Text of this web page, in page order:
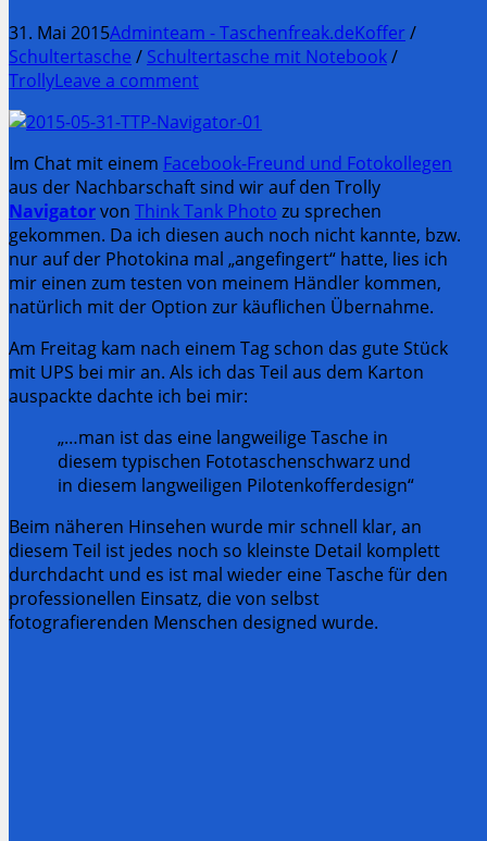
31. Mai 2015Adminteam - Taschenfreak.deKoffer /
Schultertasche / Schultertasche mit Notebook/
TrollyLeave a comment
Im Chat mit einem Facebook-Freund und Fotokollegen
aus der Nachbarschaft sind wir auf den Trolly
Navigatorvon Think Tank Photo zu sprechen
gekommen. Da ich diesen auch noch nicht kannte, bzw.
nur auf der Photokina mal „angefingert“ hatte, lies ich
mir einen zum testen von meinem Händler kommen,
natürlich mit der Option zur käuflichen Übernahme.
Am Freitag kam nach einem Tag schon das gute Stück
mit UPS bei mir an. Als ich das Teil aus dem Karton
auspackte dachte ich bei mir:
„…man ist das eine langweilige Tasche in
diesem typischen Fototaschenschwarz und
in diesem langweiligen Pilotenkofferdesign“
Beim näheren Hinsehen wurde mir schnell klar, an
diesem Teil ist jedes noch so kleinste Detail komplett
durchdacht und es ist mal wieder eine Tasche für den
professionellen Einsatz, die von selbst
fotografierenden Menschen designed wurde.